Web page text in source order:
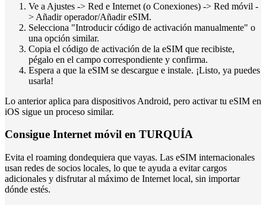
Ve a Ajustes -> Red e Internet (o Conexiones) -> Red móvil -
> Añadir operador/Añadir eSIM.
Selecciona "Introducir código de activación manualmente" o
una opción similar.
Copia el código de activación de la eSIM que recibiste,
pégalo en el campo correspondiente y confirma.
Espera a que la eSIM se descargue e instale. ¡Listo, ya puedes
usarla!
Lo anterior aplica para dispositivos Android, pero activar tu eSIM en
iOS sigue un proceso similar.
Consigue Internet móvil en TURQUÍA
Evita el roaming dondequiera que vayas. Las eSIM internacionales
usan redes de socios locales, lo que te ayuda a evitar cargos
adicionales y disfrutar al máximo de Internet local, sin importar
dónde estés.